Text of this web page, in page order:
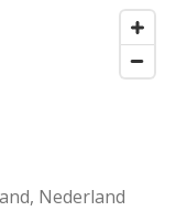
Nederland